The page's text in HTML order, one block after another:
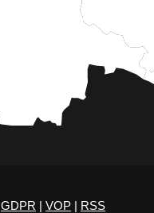
GDPR | VOP | RSS